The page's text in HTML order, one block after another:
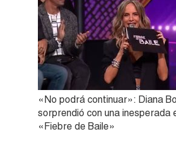
«No podrá continuar»: Diana
sorprendió con una inesperada
«Fiebre de Baile»